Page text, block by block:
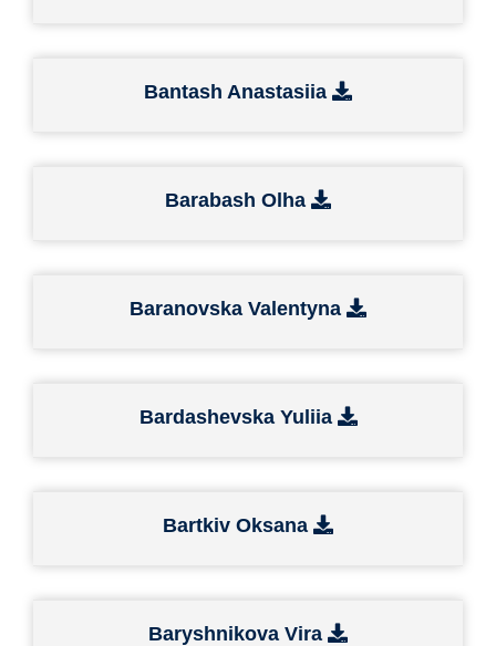
Bantash Anastasiia
Barabash Olha
Baranovska Valentyna
Bardashevska Yuliia
Bartkiv Oksana
Baryshnikova Vira